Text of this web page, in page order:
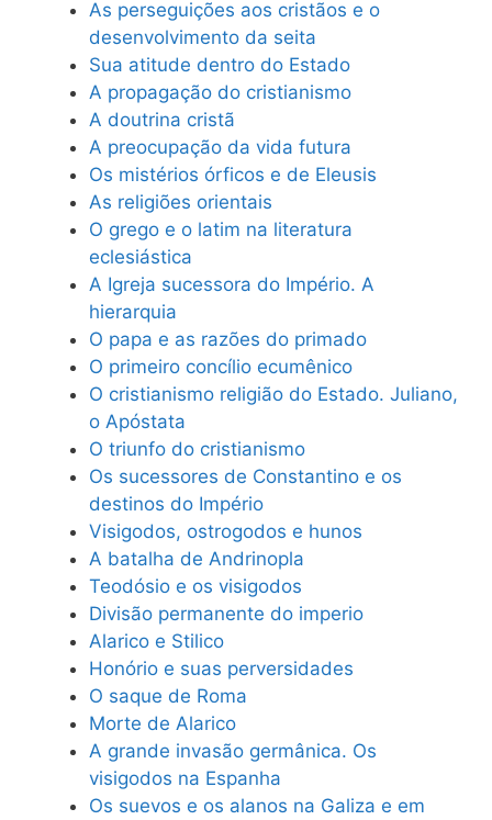
As perseguições aos cristãos e o
desenvolvimento da seita
Sua atitude dentro do Estado
A propagação do cristianismo
A doutrina cristã
A preocupação da vida futura
Os mistérios órficos e de Eleusis
As religiões orientais
O grego e o latim na literatura
eclesiástica
A Igreja sucessora do Império. A
hierarquia
O papa e as razões do primado
O primeiro concílio ecumênico
O cristianismo religião do Estado. Juliano,
o Apóstata
O triunfo do cristianismo
Os sucessores de Constantino e os
destinos do Império
Visigodos, ostrogodos e hunos
A batalha de Andrinopla
Teodósio e os visigodos
Divisão permanente do imperio
Alarico e Stilico
Honório e suas perversidades
O saque de Roma
Morte de Alarico
A grande invasão germânica. Os
visigodos na Espanha
Os suevos e os alanos na Galiza e em